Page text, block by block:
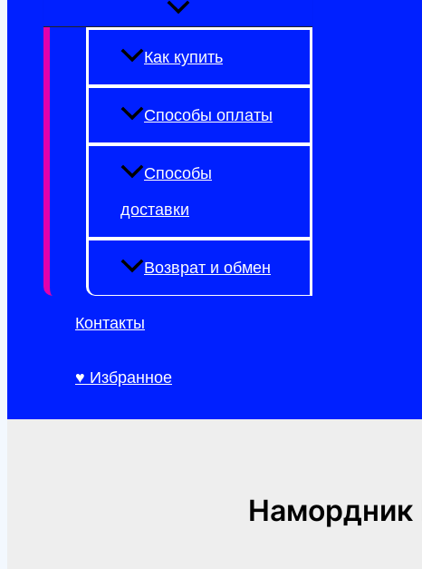
Как купить
Способы оплаты
Способы
доставки
Возврат и обмен
Контакты
♥ Избранное
Намордник